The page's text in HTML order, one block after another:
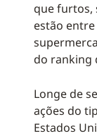
que furtos,
estão
do ranking
Longe de
ações do
Estados